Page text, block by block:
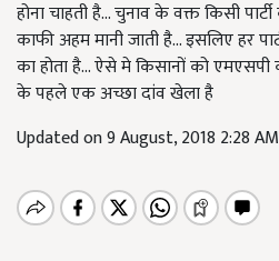
होना चाहती है... चुनाव के वक्त किसी
काफी अहम मानी जाती है... इसलिए हर
का होता है... ऐसे मे किसानों को
के पहले एक अच्छा दांव खेला है
Updated on 9 August, 2018 2:28